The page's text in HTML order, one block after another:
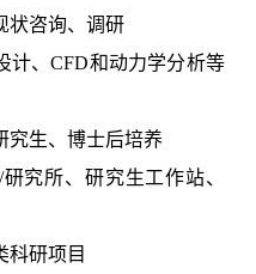
状咨询、调研
计、CFD和动力学分析等
究生、博士后培养
究所、研究生工作站、
科研项目